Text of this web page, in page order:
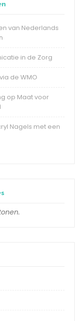
van Nederlands
in de Zorg
de WMO
op Maat voor
Nagels met een